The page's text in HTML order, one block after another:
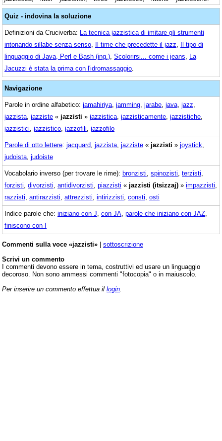
Quiz - indovina la soluzione
Definizioni da Cruciverba: La tecnica jazzistica di imitare gli strumenti
intonando sillabe senza senso Il time che precedette il jazz
Il tipo di
linguaggio di Java, Perl e Bash (ing.) Scolorirsi... come i jeans
La
Jacuzzi è stata la prima con l'idromassaggio
Navigazione
Parole in ordine alfabetico: jamahiriya jamming jarabe java jazz
jazzista jazziste « jazzisti » jazzistica jazzisticamente jazzistiche
jazzistici jazzistico jazzofili jazzofilo
Parole di otto lettere: jacquard jazzista jazziste « jazzisti » joystick
judoista judoiste
Vocabolario inverso (per trovare le rime): bronzisti spinozisti terzisti
forzisti divorzisti antidivorzisti piazzisti « jazzisti (itsizzaj) » impazzisti
razzisti antirazzisti attrezzisti intirizzisti consti osti
Indice parole che: iniziano con J con JA parole che iniziano con JAZ
finiscono con I
Commenti sulla voce «jazzisti» | sottoscrizione
Scrivi un commento
I commenti devono essere in tema, costruttivi ed usare un linguaggio
decoroso. Non sono ammessi commenti "fotocopia" o in maiuscolo.
Per inserire un commento effettua il login